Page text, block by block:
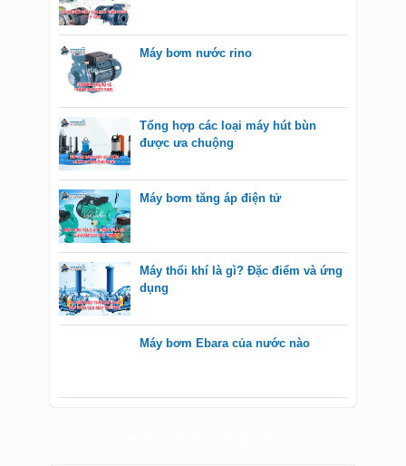
Máy bơm nước rino
Tổng hợp các loại máy hút bùn
được ưa chuộng
Máy bơm tăng áp điện tử
Máy thổi khí là gì? Đặc điểm và ứng
dụng
Máy bơm Ebara của nước nào